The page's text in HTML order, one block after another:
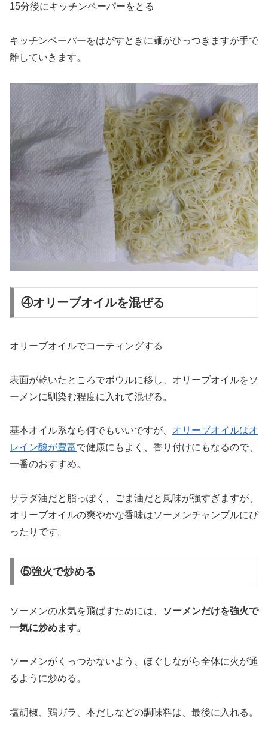
15分後にキッチンペーパーをとる
キッチンペーパーをはがすときに麺がひっつきますが手で
離していきます。
④オリーブオイルを混ぜる
オリーブオイルでコーティングする
表面が乾いたところでボウルに移し、オリーブオイルをソ
ーメンに馴染む程度に入れて混ぜる。
基本オイル系なら何でもいいですが、 オリーブオイルはオ
レイン酸が豊富で健康にもよく、香り付けにもなるので、
一番のおすすめ。
サラダ油だと脂っぽく、ごま油だと風味が強すぎますが、
オリーブオイルの爽やかな香味はソーメンチャンプルにぴ
ったりです。
⑤強火で炒める
ソーメンの水気を飛ばすためには、
ソーメンだけを強火で
一気に炒めます。
ソーメンがくっつかないよう、ほぐしながら全体に火が通
るように炒める。
塩胡椒、鶏ガラ、本だしなどの調味料は、最後に入れる。